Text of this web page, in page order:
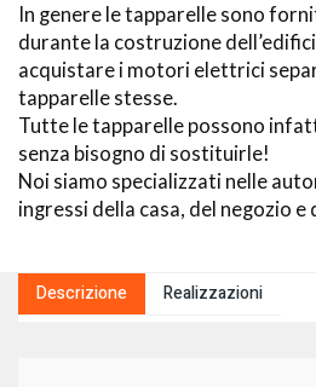
In genere le tapparelle sono
durante la costruzione
acquistare i motori elettrici
tapparelle stesse.
Tutte le tapparelle possono
senza bisogno di sostituirle!
Noi siamo specializzati nelle
ingressi della casa, del negozio e
Descrizione Realizzazioni